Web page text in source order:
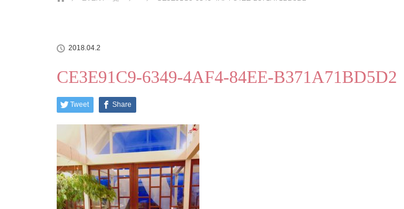
2018.04.2
CE3E91C9-6349-4AF4-84EE-B371A71BD5D2
Tweet Share